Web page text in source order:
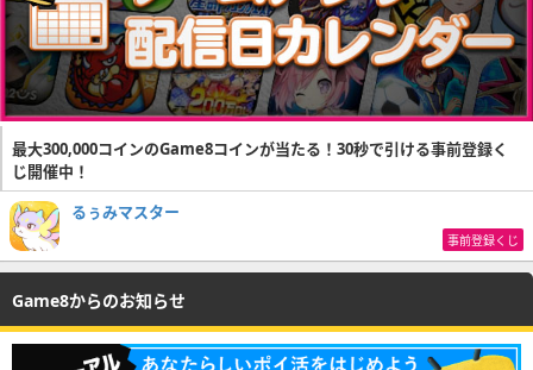
最大300,000コインのGame8コインが当たる！30秒で引ける事前登録く
じ開催中！
るぅみマスター
事前登録くじ
Game8からのお知らせ